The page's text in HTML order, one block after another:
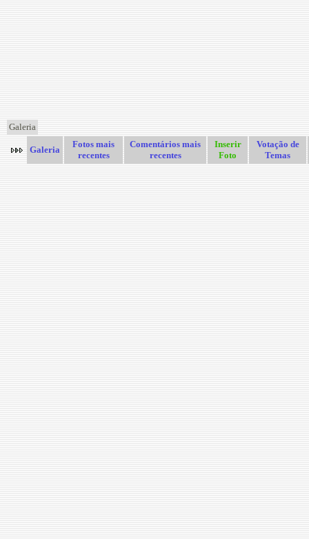
Galeria
Galeria
Fotos mais
recentes
Comentários mais
recentes
Inserir
Foto
Votação de
Temas